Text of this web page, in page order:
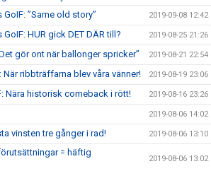
”Same old story” 2019-09-08 12:42
HUR gick DET DÄR till? 2019-08-25 21:26
gör ont när ballonger spricker” 2019-08-21 22:54
När ribbträffarna blev våra vänner! 2019-08-19 23:06
Nära historisk comeback i rött! 2019-08-16 23:26
2019-08-06 14:02
vinsten tre gånger i rad! 2019-08-06 13:10
= häftig
2019-08-06 13:02